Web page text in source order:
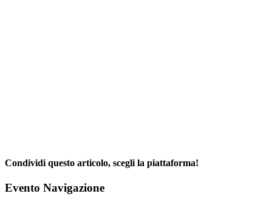
Condividi questo articolo, scegli la piattaforma!
Facebook
X
Reddit
LinkedIn
WhatsApp
Telegram
Tumblr
Pinterest
Email
Evento Navigazione